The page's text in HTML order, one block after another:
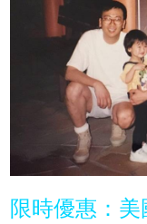
限時優惠：